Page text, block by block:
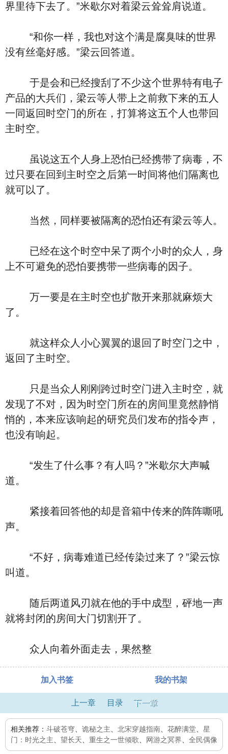
界里待下去了。”米歇尔对着梁云耸耸肩说道。
“和你一样，我也对这个满是腐臭味的世界
没有丝毫好感。”梁云回答道。
于是会和已经搜刮了不少这个世界特有电子
产品的大兵们，梁云等人带上之前救下来的五人
一同返回时空门的所在，打算将这五个人也带回
主时空。
虽说这五个人身上恐怕已经携带了病毒，不
过只要在回到主时空之后第一时间将他们隔离也
就可以了。
当然，同样要被隔离的恐怕还有梁云等人。
已经在这个时空中呆了两个小时的众人，身
上不可避免的恐怕要携带一些病毒的因子。
万一要是在主时空也扩散开来那就麻烦大
了。
就这样众人小心翼翼的退回了时空门之中，
返回了主时空。
只是当众人刚刚跨过时空门进入主时空，就
发现了不对，因为时空门所在的房间里竟然静悄
悄的，本来应该响起的研究员们发布的指令声，
也没有响起。
“发生了什么事？有人吗？”米歇尔大声喊
道。
紧接着回答他的却是音箱中传来的阵阵嘶吼
声。
“不好，病毒难道已经传染过来了？”梁云惊
叫道。
随后两道风刃就在他的手中成型，砰地一声
就将封闭的房间大门切割开了。
众人向着外面走去，果然整
加入书签 我的书架
上一章 目录 下一章
相关推荐： 斗破苍穹 诡秘之主 北宋穿越指南 花醉满堂
星
门：时光之主
望长天 重生之一世倾歌 网游之冥界 全民偶像